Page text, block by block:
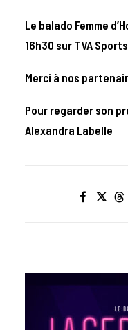
Le balado Femme
16h30 sur TVA Sports
Merci à nos
Pour regarder son
Alexandra Labelle